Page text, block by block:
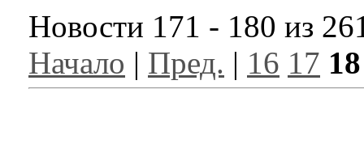
Новости 171 - 180 из
Начало | Пред. | 16 17 18